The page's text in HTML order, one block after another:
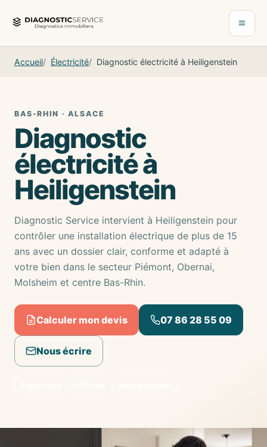
Ouvrir
Accueil Électricité Diagnostic électricité à Heiligenstein
BAS-RHIN · ALSACE
Diagnostic
électricité à
Heiligenstein
Diagnostic Service intervient à Heiligenstein pour
contrôler une installation électrique de plus de 15
ans avec un dossier clair, conforme et adapté à
votre bien dans le secteur Piémont, Obernai,
Molsheim et centre Bas-Rhin.
Calculer mon devis 07 86 28 55 09
Nous écrire